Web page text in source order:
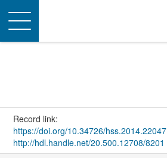
Toggle
navigation
Record link:
https://doi.org/10.34726/hss.2014.22047
http://hdl.handle.net/20.500.12708/8201